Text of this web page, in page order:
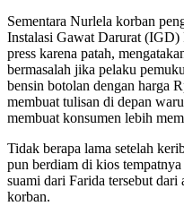
Sementara Nurlela korban
Instalasi Gawat Darurat (IGD)
press karena patah,
bermasalah jika pelaku
bensin botolan dengan harga
membuat tulisan di depan
membuat konsumen lebih
Tidak berapa lama setelah
pun berdiam di kios
suami dari Farida tersebut
korban.